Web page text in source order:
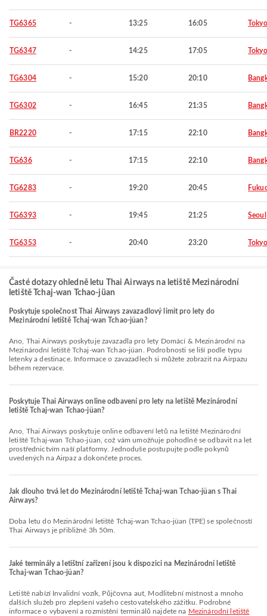
TG6365 - 13:25 16:05 Tokyo
TG6347 - 14:25 17:05 Tokyo
TG6304 - 15:20 20:10
TG6302 - 16:45 21:35
BR2220 - 17:15 22:10
TG636 - 17:15 22:10
TG6283 - 19:20 20:45
TG6393 - 19:45 21:25 Seoul
TG6353 - 20:40 23:20 Tokyo
Časté dotazy ohledně letu Thai Airways na letiště Mezinárodní
letiště Tchaj-wan Tchao-jüan
Poskytuje společnost Thai Airways zavazadlový limit pro lety do
Mezinárodní letiště Tchaj-wan Tchao-jüan?
Ano, Thai Airways poskytuje zavazadla pro lety Domácí & Mezinárodní na
Mezinárodní letiště Tchaj-wan Tchao-jüan. Podrobnosti se liší podle typu
letenky a destinace. Informace o zavazadlech si můžete zobrazit na Airpazu
během rezervace.
Poskytuje Thai Airways online odbavení pro lety na letiště Mezinárodní
letiště Tchaj-wan Tchao-jüan?
Ano, Thai Airways poskytuje online odbavení letů na letiště Mezinárodní
letiště Tchaj-wan Tchao-jüan, což vám umožňuje pohodlně se odbavit na let
prostřednictvím naší platformy. Jednoduše postupujte podle pokynů
uvedených na Airpaz a dokončete proces.
Jak dlouho trvá let do Mezinárodní letiště Tchaj-wan Tchao-jüan s Thai
Airways?
Doba letu do Mezinárodní letiště Tchaj-wan Tchao-jüan (TPE) se společností
Thai Airways je přibližně 3h 50m.
Jaké terminály a letištní zařízení jsou k dispozici na Mezinárodní letiště
Tchaj-wan Tchao-jüan?
Letiště nabízí Invalidní vozík, Půjčovna aut, Modlitební místnost a mnoho
dalších služeb pro zlepšení vašeho cestovatelského zážitku. Podrobné
informace o vybavení a rozmístění terminálů najdete na Mezinárodní letiště